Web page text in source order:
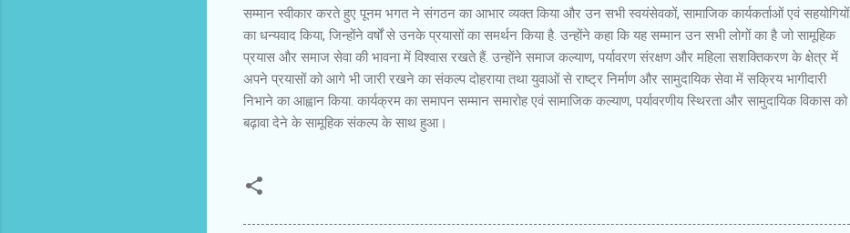
सम्मान स्वीकार करते हुए पूनम भगत ने संगठन का आभार व्यक्त किया और उन सभी स्वयंसेवकों, सामाजिक कार्यकर्ताओं एवं सहयोगियों
का धन्यवाद किया, जिन्होंने वर्षों से उनके प्रयासों का समर्थन किया है. उन्होंने कहा कि यह सम्मान उन सभी लोगों का है जो सामूहिक
प्रयास और समाज सेवा की भावना में विश्वास रखते हैं. उन्होंने समाज कल्याण, पर्यावरण संरक्षण और महिला सशक्तिकरण के क्षेत्र में
अपने प्रयासों को आगे भी जारी रखने का संकल्प दोहराया तथा युवाओं से राष्ट्र निर्माण और सामुदायिक सेवा में सक्रिय भागीदारी
निभाने का आह्वान किया. कार्यक्रम का समापन सम्मान समारोह एवं सामाजिक कल्याण, पर्यावरणीय स्थिरता और सामुदायिक विकास को
बढ़ावा देने के सामूहिक संकल्प के साथ हुआ।